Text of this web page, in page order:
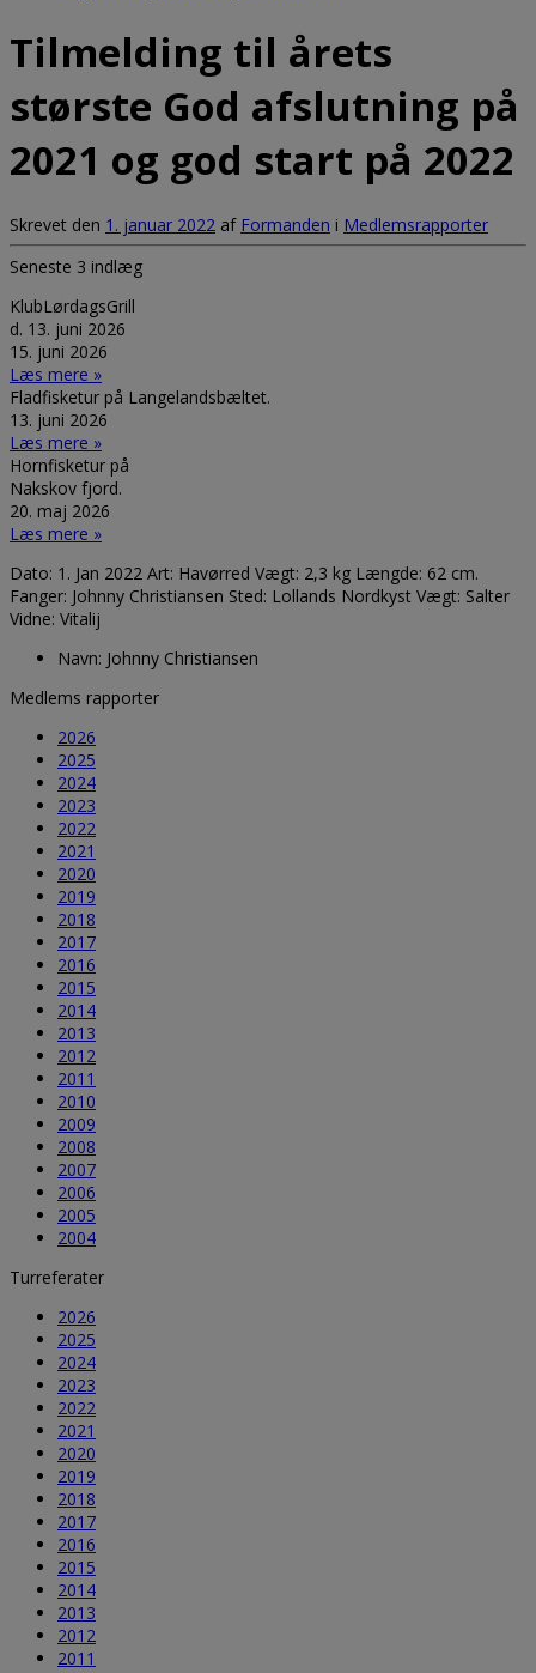
Tilmelding til årets
største God afslutning på
2021 og god start på 2022
Skrevet den 1. januar 2022 af Formanden i Medlemsrapporter
Seneste 3 indlæg
KlubLørdagsGrill
d. 13. juni 2026
15. juni 2026
Læs mere »
Fladfisketur på Langelandsbæltet.
13. juni 2026
Læs mere »
Hornfisketur på
Nakskov fjord.
20. maj 2026
Læs mere »
Dato: 1. Jan 2022 Art: Havørred Vægt: 2,3 kg Længde: 62 cm.
Fanger: Johnny Christiansen Sted: Lollands Nordkyst Vægt: Salter
Vidne: Vitalij
Navn: Johnny Christiansen
Medlems rapporter
2026
2025
2024
2023
2022
2021
2020
2019
2018
2017
2016
2015
2014
2013
2012
2011
2010
2009
2008
2007
2006
2005
2004
Turreferater
2026
2025
2024
2023
2022
2021
2020
2019
2018
2017
2016
2015
2014
2013
2012
2011